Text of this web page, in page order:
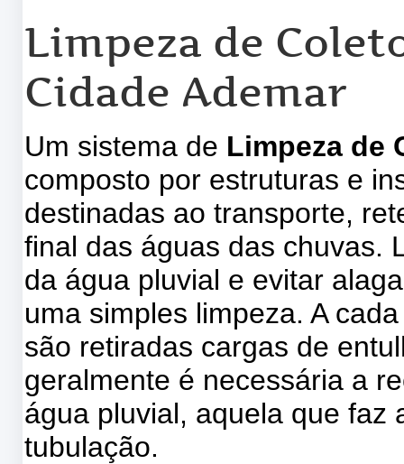
Limpeza de
Cidade Ademar
Um sistema de Limpeza de
composto por estruturas e
destinadas ao transporte,
final das águas das chuvas.
da água pluvial e evitar
uma simples limpeza. A
são retiradas cargas de
geralmente é necessária a
água pluvial, aquela que faz
tubulação.